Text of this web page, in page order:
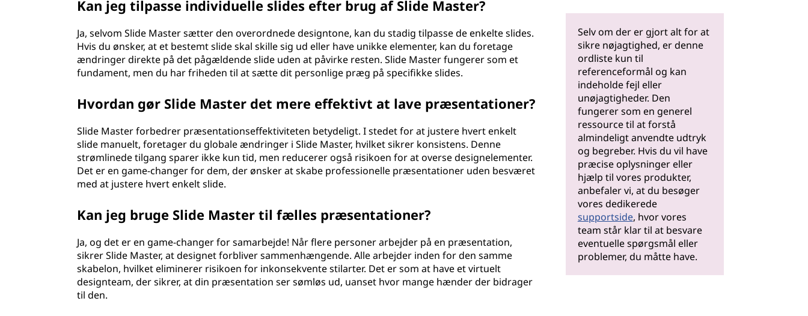
Kan jeg tilpasse individuelle slides efter brug af Slide Master?
Ja, selvom Slide Master sætter den overordnede designtone, kan du stadig tilpasse de enkelte slides.
Hvis du ønsker, at et bestemt slide skal skille sig ud eller have unikke elementer, kan du foretage
ændringer direkte på det pågældende slide uden at påvirke resten. Slide Master fungerer som et
fundament, men du har friheden til at sætte dit personlige præg på specifikke slides.
Hvordan gør Slide Master det mere effektivt at lave præsentationer?
Slide Master forbedrer præsentationseffektiviteten betydeligt. I stedet for at justere hvert enkelt
slide manuelt, foretager du globale ændringer i Slide Master, hvilket sikrer konsistens. Denne
strømlinede tilgang sparer ikke kun tid, men reducerer også risikoen for at overse designelementer.
Det er en game-changer for dem, der ønsker at skabe professionelle præsentationer uden besværet
med at justere hvert enkelt slide.
Kan jeg bruge Slide Master til fælles præsentationer?
Ja, og det er en game-changer for samarbejde! Når flere personer arbejder på en præsentation,
sikrer Slide Master, at designet forbliver sammenhængende. Alle arbejder inden for den samme
skabelon, hvilket eliminerer risikoen for inkonsekvente stilarter. Det er som at have et virtuelt
designteam, der sikrer, at din præsentation ser sømløs ud, uanset hvor mange hænder der bidrager
til den.
Selv om der er gjort alt for at
sikre nøjagtighed, er denne
ordliste kun til
referenceformål og kan
indeholde fejl eller
unøjagtigheder. Den
fungerer som en generel
ressource til at forstå
almindeligt anvendte udtryk
og begreber. Hvis du vil have
præcise oplysninger eller
hjælp til vores produkter,
anbefaler vi, at du besøger
vores dedikerede
supportside, hvor vores
team står klar til at besvare
eventuelle spørgsmål eller
problemer, du måtte have.